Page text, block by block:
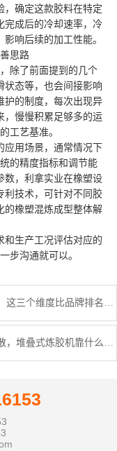
，确定这款胶料在特定
完成后的冷却速率，冷
响后续的加工性能。
思路
除了前面提到的几个
状态等，也会间接影响
护的制度，每次出现异
，慢慢积累足够多的运
工艺基准。
应用场景，通常情况下
的精度指标和调节能
数，利拿实业在橡塑设
利技术，可针对不同胶
的橡塑混炼成型整体解
和生产工况评估对应的
步沟通就可以。
新能源材料选型啮合机，这三个维度比品牌排名更重要
新能源胶料高粘度难分散，堆叠式炼胶机靠什么应对